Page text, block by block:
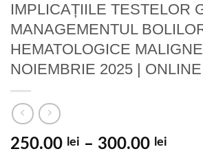
IMPLICAȚIILE TESTELOR
MANAGEMENTUL
HEMATOLOGICE
NOIEMBRIE 2025 | ONLINE
250.00 lei – 300.00 lei